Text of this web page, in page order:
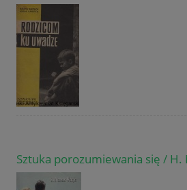
Sztuka porozumiewania się /